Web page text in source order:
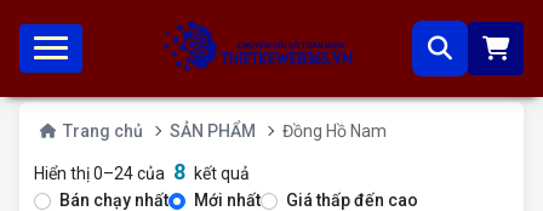
Trang chủ SẢN PHẨM Đồng Hồ Nam
Hiển thị 0–24 của 8 kết quả
Bán chạy nhất
Mới nhất
Giá thấp đến cao